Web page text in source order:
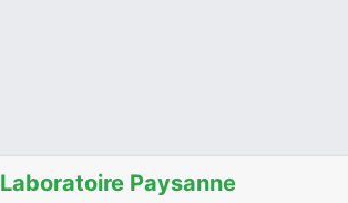
Laboratoire Paysanne